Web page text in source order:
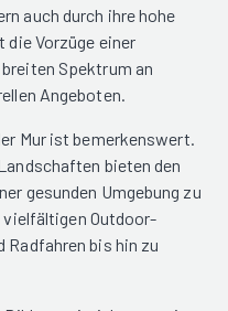
auch durch ihre hohe
Vorzüge einer
Spektrum an
Angeboten.
Mur ist bemerkenswert.
bieten den
gesunden Umgebung zu
vielfältigen Outdoor-
Radfahren bis hin zu